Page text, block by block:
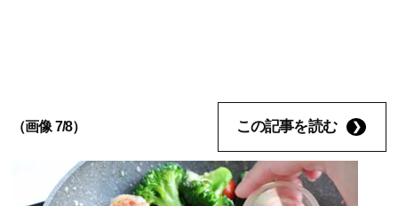
（画像 7/8） この記事を読む